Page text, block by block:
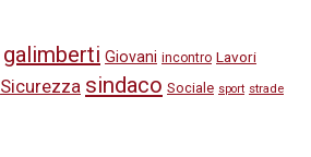
galimberti Giovani incontro Lavori
Sicurezza sindaco Sociale sport strade